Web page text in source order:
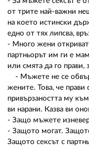
от трите най-важни
на което истински
едно от тях липсва,
- Много жени
партньорът им ги е
или смята да го прави,
- Мъжете не се
жените. Това, че прави
привързаността му
ви нарани. Казва ви
- Защо мъжете
- Защото могат.
Защото сексът с